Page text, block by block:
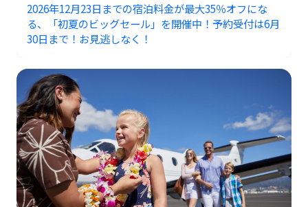
2026年12月23日までの宿泊料金が最大35％オフにな
る、「初夏のビッグセール」を開催中！予約受付は6月
30日まで！お見逃しなく！